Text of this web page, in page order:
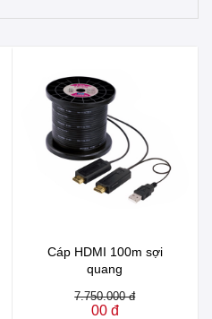
Cáp HDMI 100m sợi
quang
7.750.000 đ
00 đ